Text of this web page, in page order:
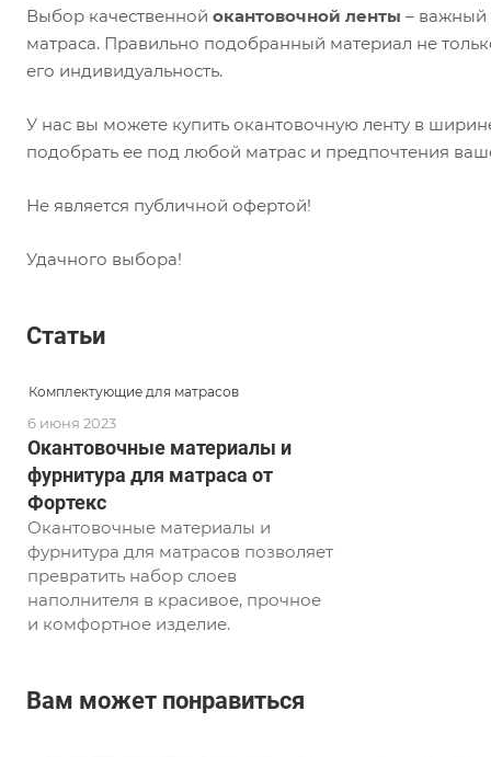
Выбор качественной окантовочной ленты – важный
матраса. Правильно подобранный материал не
его индивидуальность.
У нас вы можете купить окантовочную ленту в
подобрать ее под любой матрас и предпочтения
Не является публичной офертой!
Удачного выбора!
Статьи
Комплектующие для матрасов
6 июня 2023
Окантовочные материалы и
фурнитура для матраса от
Фортекс
Окантовочные материалы и
фурнитура для матрасов позволяет
превратить набор слоев
наполнителя в красивое, прочное
и комфортное изделие.
Вам может понравиться